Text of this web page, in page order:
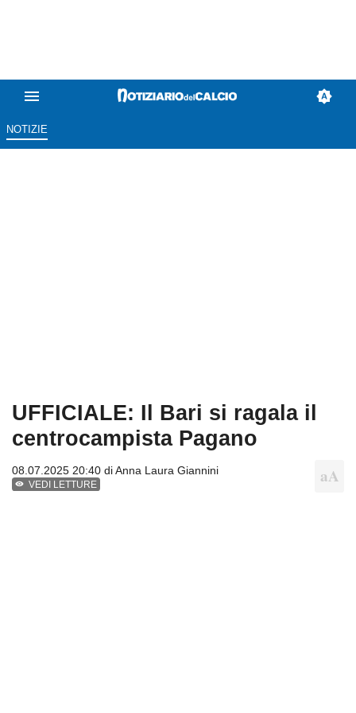
NOTIZIE
UFFICIALE: Il Bari si ragala il
centrocampista Pagano
08.07.2025 20:40 diAnna Laura Giannini
VEDI LETTURE